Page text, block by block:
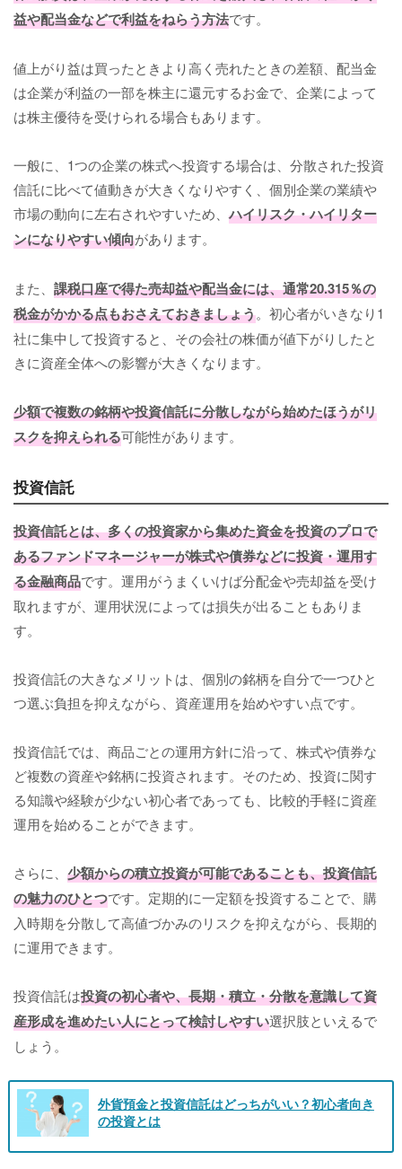
益や配当金などで利益をねらう方法です。
値上がり益は買ったときより高く売れたときの差額、配当金
は企業が利益の一部を株主に還元するお金で、企業によって
は株主優待を受けられる場合もあります。
一般に、1つの企業の株式へ投資する場合は、分散された投資
信託に比べて値動きが大きくなりやすく、個別企業の業績や
市場の動向に左右されやすいため、ハイリスク・ハイリター
ンになりやすい傾向があります。
また、 課税口座で得た売却益や配当金には、通常20.315％の
税金がかかる点もおさえておきましょう。初心者がいきなり1
社に集中して投資すると、その会社の株価が値下がりしたと
きに資産全体への影響が大きくなります。
少額で複数の銘柄や投資信託に分散しながら始めたほうがリ
スクを抑えられる可能性があります。
投資信託
投資信託とは、多くの投資家から集めた資金を投資のプロで
あるファンドマネージャーが株式や債券などに投資・運用す
る金融商品です。運用がうまくいけば分配金や売却益を受け
取れますが、運用状況によっては損失が出ることもありま
す。
投資信託の大きなメリットは、個別の銘柄を自分で一つひと
つ選ぶ負担を抑えながら、資産運用を始めやすい点です。
投資信託では、商品ごとの運用方針に沿って、株式や債券な
ど複数の資産や銘柄に投資されます。そのため、投資に関す
る知識や経験が少ない初心者であっても、比較的手軽に資産
運用を始めることができます。
さらに、 少額からの積立投資が可能であることも、投資信託
の魅力のひとつです。定期的に一定額を投資することで、購
入時期を分散して高値づかみのリスクを抑えながら、長期的
に運用できます。
投資信託は投資の初心者や、長期・積立・分散を意識して資
産形成を進めたい人にとって検討しやすい選択肢といえるで
しょう。
外貨預金と投資信託はどっちがいい？初心者向き
の投資とは